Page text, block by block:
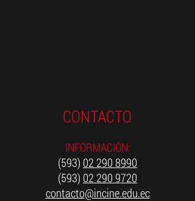
CONTACTO
INFORMACIÓN:
(593) 02 290 8990
(593) 02 290 9720
contacto@incine.edu.ec